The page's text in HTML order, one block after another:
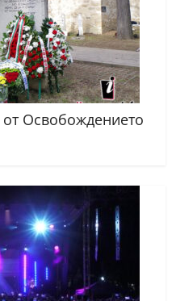
от Освобождението